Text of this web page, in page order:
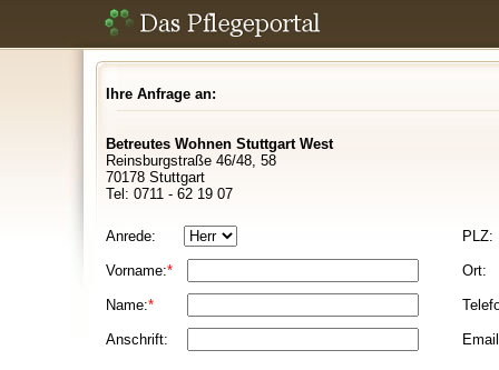
Ihre Anfrage an:
Betreutes Wohnen Stuttgart West
Reinsburgstraße 46/48, 58
70178 Stuttgart
Tel: 0711 - 62 19 07
Anrede: PLZ:
Vorname:* Ort:
Name:*
Anschrift: